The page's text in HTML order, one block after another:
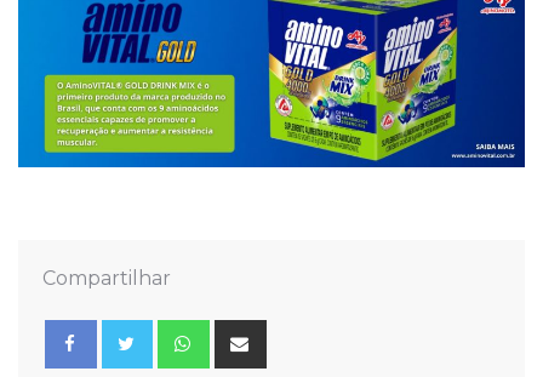
Compartilhar
Whatsapp